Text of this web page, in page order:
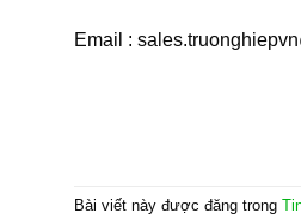
Email :
Bài viết này được đăng trong